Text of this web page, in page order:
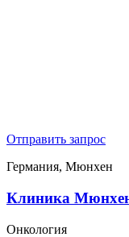
Отправить запрос
Германия, Мюнхен
Клиника
Онкология